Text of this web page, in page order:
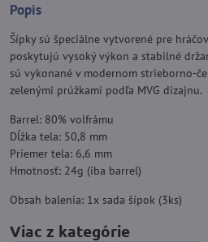
Popis
Šípky sú špeciálne vytvorené pre
poskytujú vysoký výkon a stabilné
sú vykonané v modernom strieborno-
zelenými prúžkami podľa MVG dizajnu.
Barrel: 80% volfrámu
Dĺžka tela: 50,8 mm
Priemer tela: 6,6 mm
Hmotnosť: 24g (iba barrel)
Obsah balenia: 1x sada šípok (3ks)
Viac z kategórie